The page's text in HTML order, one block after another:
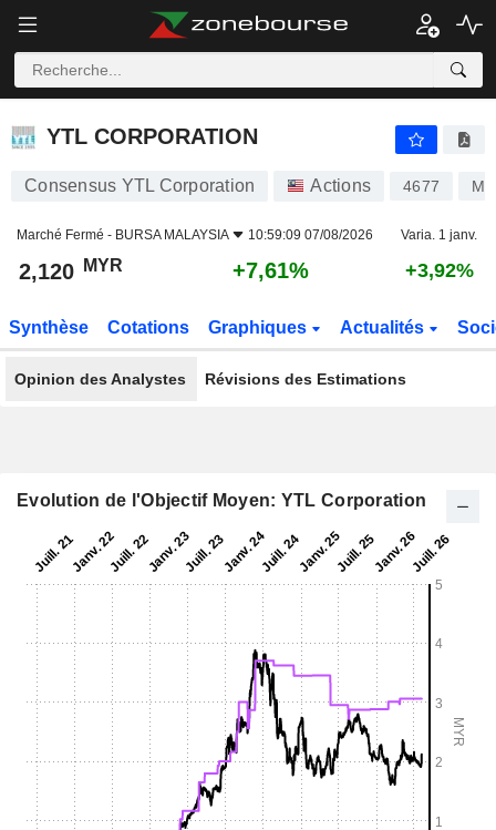
YTL CORPORATION
YTL CORPORATION
Consensus YTL Corporation Actions 4677
Marché Fermé - BURSA MALAYSIA 10:59:09 07/08/2026 Varia. 1 janv.
2,120 MYR +7,61% +3,92%
Synthèse Cotations Graphiques Actualités
Opinion des Analystes Révisions des Estimations
Evolution de l'Objectif Moyen: YTL Corporation